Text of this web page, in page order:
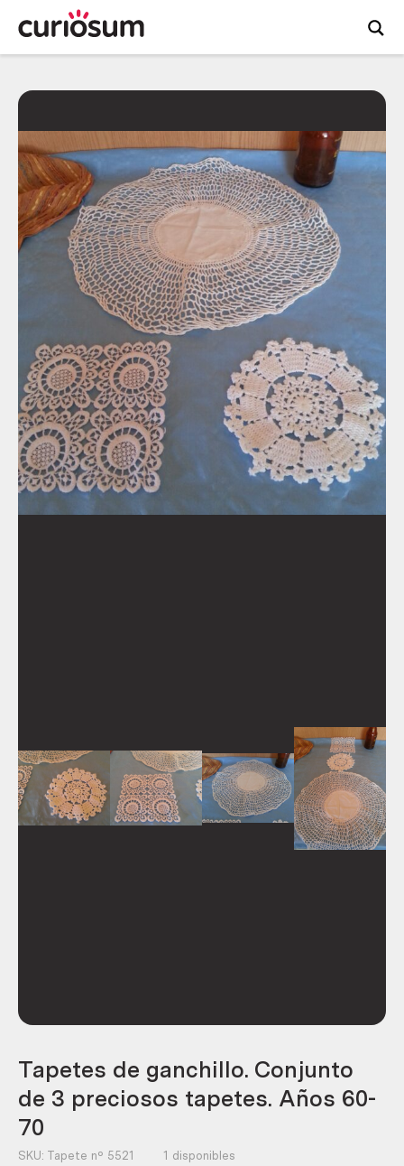
Tapetes de ganchillo. Conjunto
de 3 preciosos tapetes. Años 60-
70
SKU: Tapete nº 5521 1 disponibles